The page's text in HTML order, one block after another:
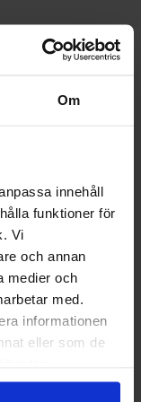
Om
innehåll
funktioner för
Vi
och annan
medier och
med.
informationen
eller som de
ser till
kontrollera att
igenom
eventuella
Dessa
grund för
att rätta
I vissa
att
Control ser vi